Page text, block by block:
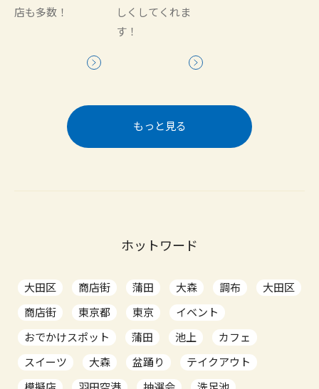
店も多数！
しくしてくれま
す！
もっと見る
ホットワード
大田区 商店街 蒲田 大森 調布
大田区
商店街
東京都 東京
イベント
おでかけスポット
蒲田 池上
カフェ
スイーツ
大森 盆踊り
テイクアウト